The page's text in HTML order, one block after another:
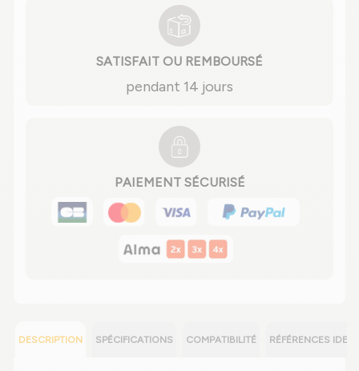
SATISFAIT OU REMBOURSÉ
pendant 14 jours
PAIEMENT SÉCURISÉ
DESCRIPTION SPÉCIFICATIONS COMPATIBILITÉ RÉFÉRENCES